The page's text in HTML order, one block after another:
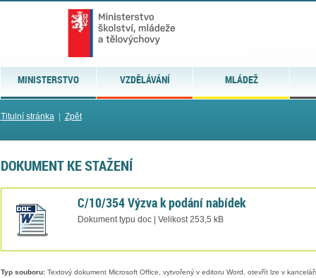
MINISTERSTVO VZDĚLÁVÁNÍ MLÁDEŽ
Titulní stránka| Zpět
DOKUMENT KE STAŽENÍ
C/10/354 Výzva k podání nabídek
Dokument typu doc | Velikost 253,5 kB
Typ souboru:Textový dokument Microsoft Office, vytvořený v editoru Word, otevřít lze v